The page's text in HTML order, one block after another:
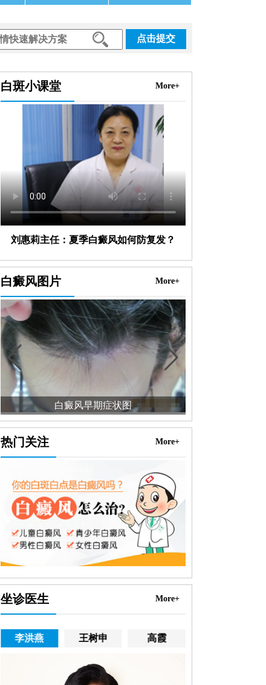
点击提交
白斑小课堂 More+
刘惠莉主任：夏季白癜风如何防复发？
白癜风图片 More+
白癜风早期症状图
热门关注 More+
坐诊医生 More+
李洪燕 王树申 高霞